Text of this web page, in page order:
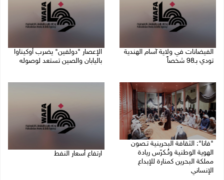
الفيضانات في ولاية آسام الهندية
تودي بـ98 شخصاً
الإعصار "دولفين" يضرب أوكيناوا
باليابان والصين تستعد لوصوله
"فانا": الثقافة البحرينية تـصون
الهوية الوطنية وتُـكرّس ريادة
مملكة البحرين كمنارة للإبداع
الإنساني
ارتفاع أسعار النفط